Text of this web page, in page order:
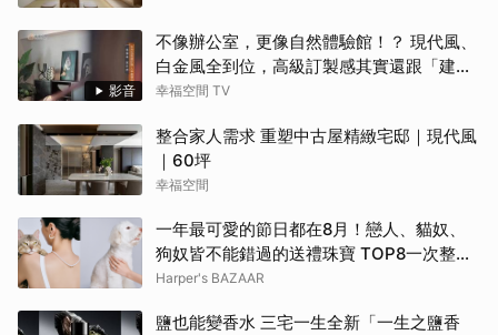
影音
不像辦公室，更像自然體驗館！？ 現代風、
白金風全到位，高級訂製感其實還跟「建築
腦」有關？！
幸福空間 TV
整合家人需求 重塑中古屋精緻宅邸｜現代風
｜60坪
幸福空間
一年最可愛的節日都在8月！戀人、貓奴、
狗奴皆不能錯過的送禮珠寶 TOP8一次整理
給你！ | BAZAAR
Harper's BAZAAR
鹽也能變香水 三宅一生全新「一生之鹽香